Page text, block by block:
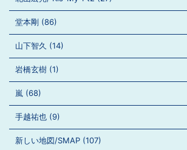
堂本剛 (86)
山下智久 (14)
岩橋玄樹 (1)
嵐 (68)
手越祐也 (9)
新しい地図/SMAP (107)